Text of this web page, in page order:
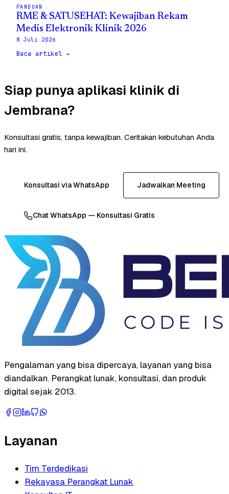
PANDUAN
RME & SATUSEHAT: Kewajiban Rekam
Medis Elektronik Klinik 2026
8 Juli 2026
Baca artikel →
Siap punya aplikasi klinik di
Jembrana?
Konsultasi gratis, tanpa kewajiban. Ceritakan kebutuhan Anda
hari ini.
Konsultasi via WhatsApp Jadwalkan Meeting
Chat WhatsApp — Konsultasi Gratis
Pengalaman yang bisa dipercaya, layanan yang bisa
diandalkan. Perangkat lunak, konsultasi, dan produk
digital sejak 2013.
Layanan
Tim Terdedikasi
Rekayasa Perangkat Lunak